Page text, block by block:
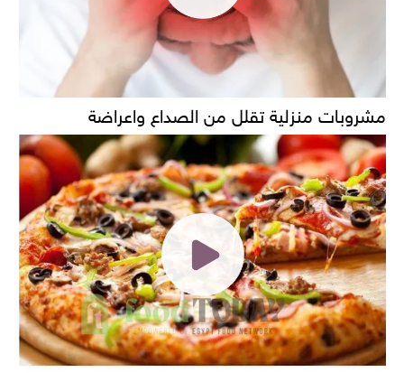
مشروبات منزلية تقلل من الصداع واعراضة